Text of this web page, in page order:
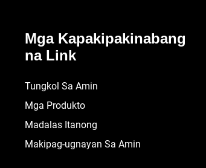
Mga Kapakipakinabang
na Link
Tungkol Sa Amin
Mga Produkto
Madalas Itanong
Makipag-ugnayan Sa Amin